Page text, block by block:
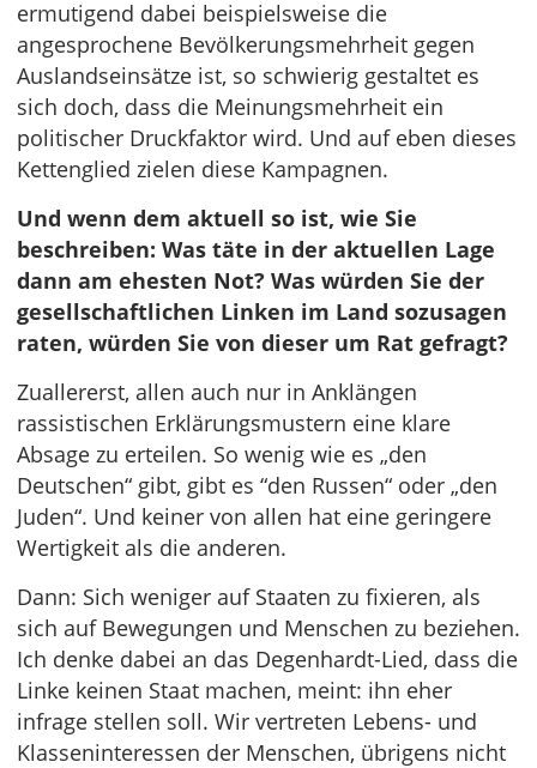
ermutigend dabei beispielsweise die
angesprochene Bevölkerungsmehrheit gegen
Auslandseinsätze ist, so schwierig gestaltet es
sich doch, dass die Meinungsmehrheit ein
politischer Druckfaktor wird. Und auf eben dieses
Kettenglied zielen diese Kampagnen.
Und wenn dem aktuell so ist, wie Sie
beschreiben: Was täte in der aktuellen Lage
dann am ehesten Not? Was würden Sie der
gesellschaftlichen Linken im Land sozusagen
raten, würden Sie von dieser um Rat gefragt?
Zuallererst, allen auch nur in Anklängen
rassistischen Erklärungsmustern eine klare
Absage zu erteilen. So wenig wie es „den
Deutschen“ gibt, gibt es “den Russen“ oder „den
Juden“. Und keiner von allen hat eine geringere
Wertigkeit als die anderen.
Dann: Sich weniger auf Staaten zu fixieren, als
sich auf Bewegungen und Menschen zu beziehen.
Ich denke dabei an das Degenhardt-Lied, dass die
Linke keinen Staat machen, meint: ihn eher
infrage stellen soll. Wir vertreten Lebens- und
Klasseninteressen der Menschen, übrigens nicht